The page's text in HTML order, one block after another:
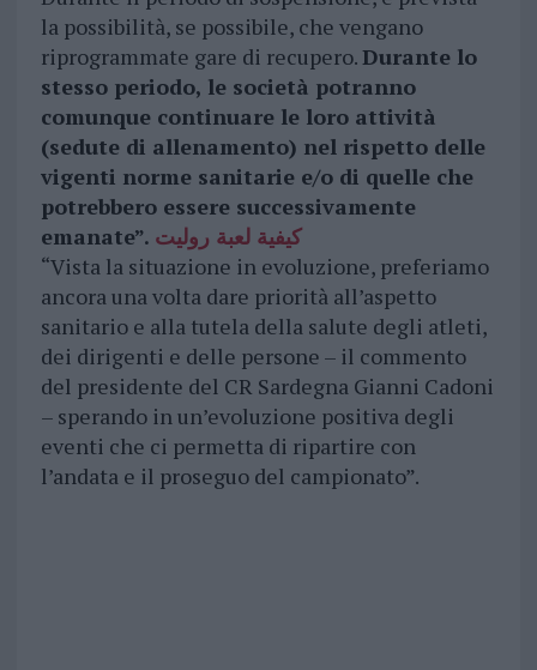
la possibilità, se possibile, che vengano
riprogrammate gare di recupero.Durante lo
stesso periodo, le società potranno
comunque continuare le loro attività
(sedute di allenamento) nel rispetto delle
vigenti norme sanitarie e/o di quelle che
potrebbero essere successivamente
emanate”. كيفية لعبة روليت
“Vista la situazione in evoluzione, preferiamo
ancora una volta dare priorità all’aspetto
sanitario e alla tutela della salute degli atleti,
dei dirigenti e delle persone – il commento
del presidente del CR Sardegna Gianni Cadoni
– sperando in un’evoluzione positiva degli
eventi che ci permetta di ripartire con
l’andata e il proseguo del campionato”.